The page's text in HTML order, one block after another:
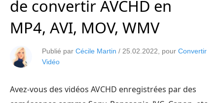
de convertir AVCHD en
MP4, AVI, MOV, WMV
Publié par Cécile Martin / 25.02.2022 , pour Convertir
Vidéo
Avez-vous des vidéos AVCHD enregistrées par des